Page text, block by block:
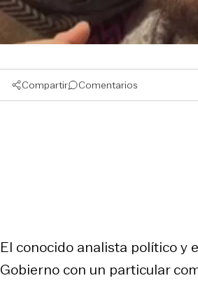
Compartir Comentarios
El conocido analista político y
Gobierno con un particular